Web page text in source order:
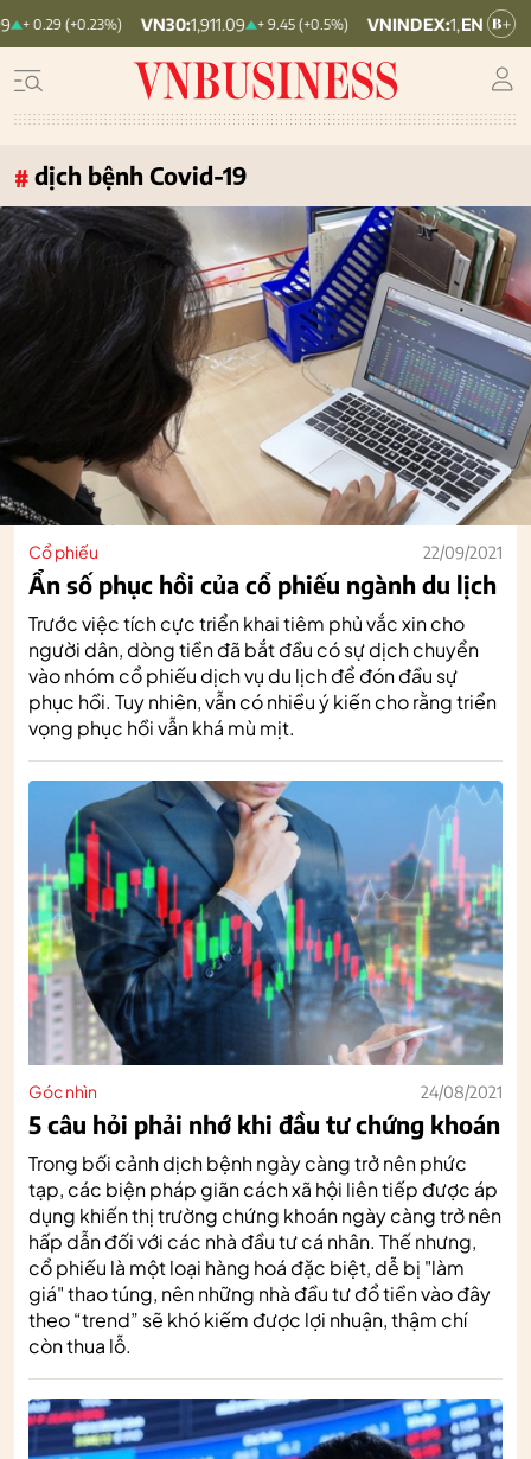
1,911.09 + 9.45 (+0.5%) VNINDEX:1,768.06 + 6.83 (+0.39%) HNX30:
# dịch bệnh Covid-19
Cổ phiếu 22/09/2021
Ẩn số phục hồi của cổ phiếu ngành du lịch
Trước việc tích cực triển khai tiêm phủ vắc xin cho
người dân, dòng tiền đã bắt đầu có sự dịch chuyển
vào nhóm cổ phiếu dịch vụ du lịch để đón đầu sự
phục hồi. Tuy nhiên, vẫn có nhiều ý kiến cho rằng triển
vọng phục hồi vẫn khá mù mịt.
Góc nhìn 24/08/2021
5 câu hỏi phải nhớ khi đầu tư chứng khoán
Trong bối cảnh dịch bệnh ngày càng trở nên phức
tạp, các biện pháp giãn cách xã hội liên tiếp được áp
dụng khiến thị trường chứng khoán ngày càng trở nên
hấp dẫn đối với các nhà đầu tư cá nhân. Thế nhưng,
cổ phiếu là một loại hàng hoá đặc biệt, dễ bị "làm
giá" thao túng, nên những nhà đầu tư đổ tiền vào đây
theo “trend” sẽ khó kiếm được lợi nhuận, thậm chí
còn thua lỗ.